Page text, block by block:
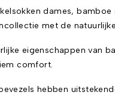
dames,
met de
eigenschappen van
comfort.
hebben